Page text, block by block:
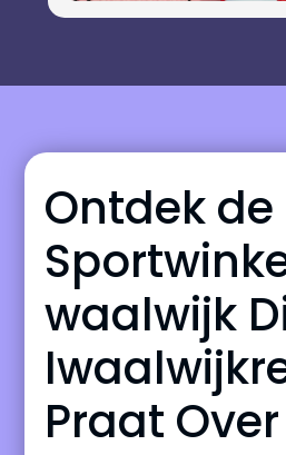
Ontdek de
waalwijk
Praat Over